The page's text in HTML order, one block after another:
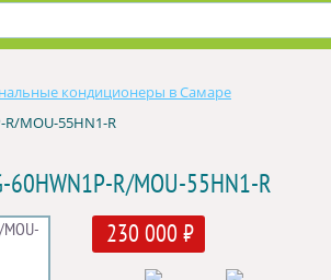
кондиционеры в Самаре
MOU-55HN1-R
R/MOU-55HN1-R
230 000 ₽